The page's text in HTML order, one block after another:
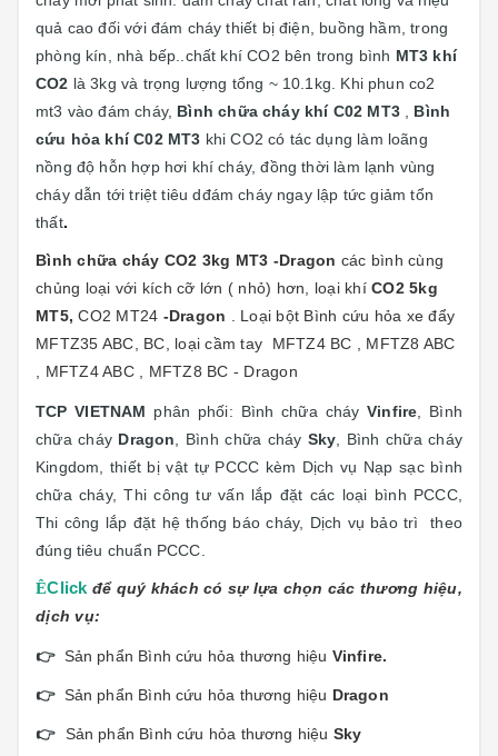
quả cao đối với đám cháy thiết bị điện, buồng hầm, trong
phòng kín, nhà bếp..chất khí CO2 bên trong bình MT3 khí
CO2 là 3kg và trọng lượng tổng ~ 10.1kg. Khi phun co2
mt3 vào đám cháy, Bình chữa cháy khí C02 MT3, Bình
cứu hỏa khí C02 MT3 khi CO2 có tác dụng làm loãng
nồng độ hỗn hợp hơi khí cháy, đồng thời làm lạnh vùng
cháy dẫn tới triệt tiêu dđám cháy ngay lập tức giảm tổn
thất.
Bình chữa cháy CO2 3kg MT3 -Dragon các bình cùng
chủng loại với kích cỡ lớn ( nhỏ) hơn, loại khí CO2 5kg
MT5,CO2 MT24 -Dragon . Loại bột Bình cứu hỏa xe đẩy
MFTZ35 ABC, BC, loại cầm tay MFTZ4 BC , MFTZ8 ABC
, MFTZ4 ABC , MFTZ8 BC - Dragon
TCP VIETNAM phân phối: Bình chữa cháyVinfire , Bình
chữa cháy Dragon , Bình chữa cháy Sky , Bình chữa cháy
Kingdom, thiết bị vật tự PCCC kèm Dịch vụ Nạp sạc bình
chữa cháy, Thi công tư vấn lắp đặt các loại bình PCCC,
Thi công lắp đặt hệ thống báo cháy, Dịch vụ bảo trì
theo
đúng tiêu chuẩn PCCC.
ÊClick để quý khách có sự lựa chọn các thương hiệu,
dịch vụ:
👉 Sản phẩn Bình cứu hỏa thương hiệu Vinfire.
👉 Sản phẩn Bình cứu hỏa thương hiệu Dragon
👉 Sản phẩn Bình cứu hỏa thương hiệu Sky